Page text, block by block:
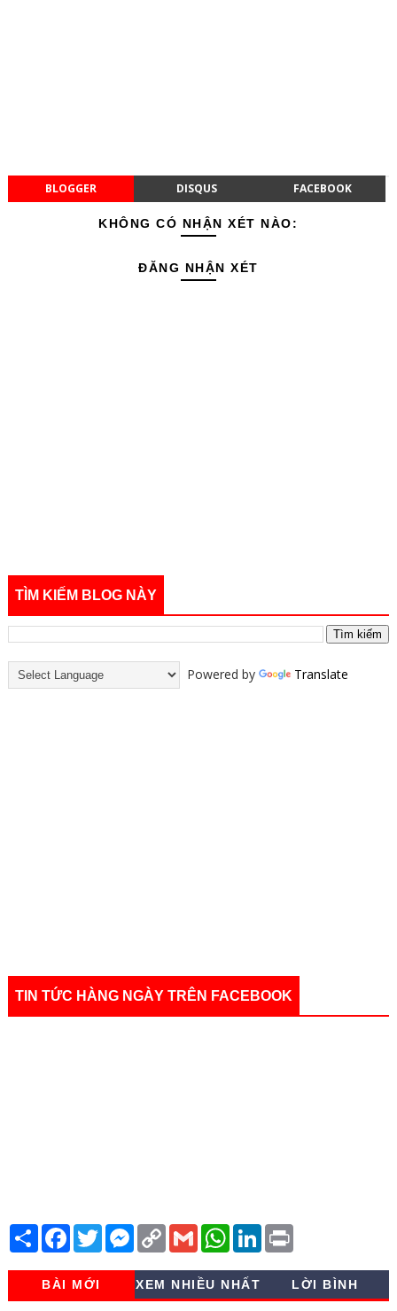
BLOGGER DISQUS FACEBOOK
KHÔNG CÓ NHẬN XÉT NÀO:
ĐĂNG NHẬN XÉT
TÌM KIẾM BLOG NÀY
Powered by Translate
TIN TỨC HÀNG NGÀY TRÊN FACEBOOK
S
r
e
F
e
b
o
T
w
t
e
M
s
e
n
C
y
L
i
G
m
i
l
W
t
s
A
L
k
d
P
n
t
BÀI MỚI XEM NHIỀU NHẤT LỜI BÌNH